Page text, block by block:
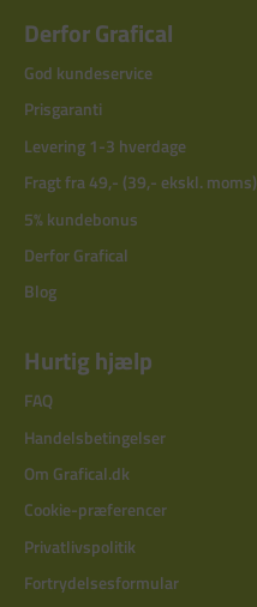
Derfor Grafical
God kundeservice
Prisgaranti
Levering 1-3 hverdage
Fragt fra 49,- (39,- ekskl. moms)
5% kundebonus
Derfor Grafical
Blog
Hurtig hjælp
FAQ
Handelsbetingelser
Om Grafical.dk
Cookie-præferencer
Privatlivspolitik
Fortrydelsesformular